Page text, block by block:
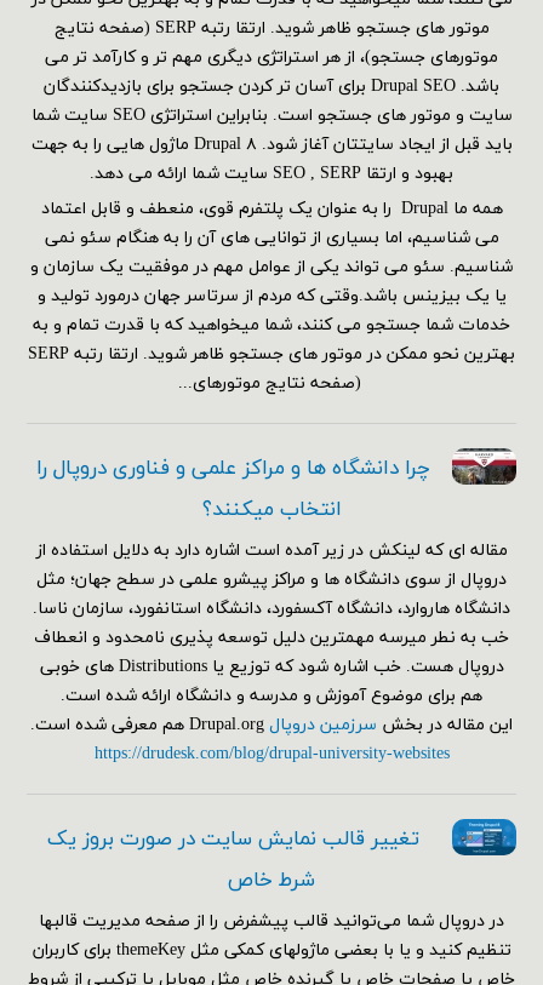
موتور های جستجو ظاهر شوید. ارتقا رتبه SERP (صفحه نتایج
موتورهای جستجو)، از هر استراتژی دیگری مهم تر و کارآمد تر می
باشد. Drupal SEO برای آسان تر کردن جستجو برای بازدیدکنندگان
سایت و موتور های جستجو است. بنابراین استراتژی SEO سایت شما
باید قبل از ایجاد سایتتان آغاز شود. Drupal ۸ ماژول هایی را به جهت
بهبود و ارتقا SEO , SERP سایت شما ارائه می دهد.
همه ما Drupal را به عنوان یک پلتفرم قوی، منعطف و قابل اعتماد
می شناسیم، اما بسیاری از توانایی های آن را به هنگام سئو نمی
شناسیم. سئو می تواند یکی از عوامل مهم در موفقیت یک سازمان و
یا یک بیزینس باشد.وقتی که مردم از سرتاسر جهان درمورد تولید و
خدمات شما جستجو می کنند، شما میخواهید که با قدرت تمام و به
بهترین نحو ممکن در موتور های جستجو ظاهر شوید. ارتقا رتبه SERP
(صفحه نتایج موتورهای...
چرا دانشگاه ها و مراکز علمی و فناوری دروپال را
انتخاب میکنند؟
مقاله ای که لینکش در زیر آمده است اشاره دارد به دلایل استفاده از
دروپال از سوی دانشگاه ها و مراکز پیشرو علمی در سطح جهان؛ مثل
دانشگاه هاروارد، دانشگاه آکسفورد، دانشگاه استانفورد، سازمان ناسا.
خب به نطر میرسه مهمترین دلیل توسعه پذیری نامحدود و انعطاف
دروپال هست. خب اشاره شود که توزیع یا Distributions های خوبی
هم برای موضوع آموزش و مدرسه و دانشگاه ارائه شده است.
این مقاله در بخش سرزمین دروپالDrupal.org هم معرفی شده است.
https://drudesk.com/blog/drupal-university-websites
تغییر قالب نمایش سایت در صورت بروز یک
شرط خاص
در دروپال شما می‌توانید قالب پیشفرض را از صفحه مدیریت قالبها
تنظیم کنید و یا با بعضی ماژولهای کمکی مثل themeKey برای کاربران
خاص یا صفحات خاص یا گیرنده خاص مثل موبایل یا ترکیبی از شروط